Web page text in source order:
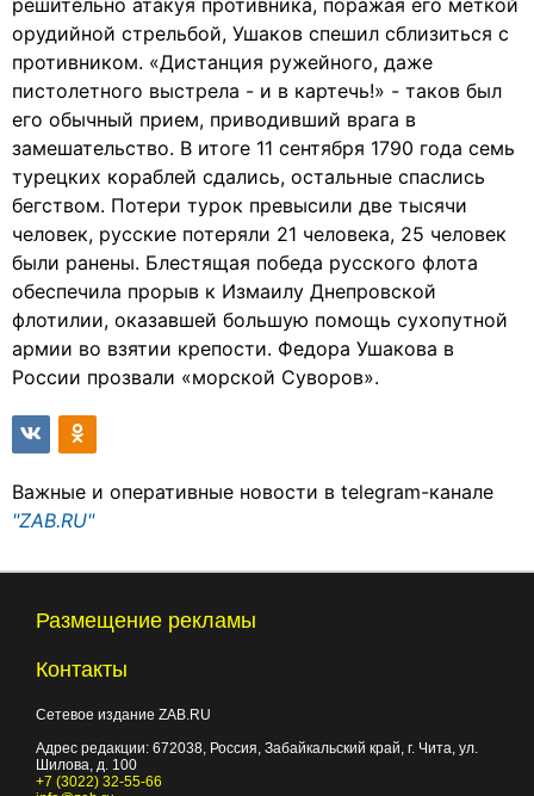
решительно атакуя противника, поражая его меткой
орудийной стрельбой, Ушаков спешил сблизиться с
противником. «Дистанция ружейного, даже
пистолетного выстрела - и в картечь!» - таков был
его обычный прием, приводивший врага в
замешательство. В итоге 11 сентября 1790 года семь
турецких кораблей сдались, остальные спаслись
бегством. Потери турок превысили две тысячи
человек, русские потеряли 21 человека, 25 человек
были ранены. Блестящая победа русского флота
обеспечила прорыв к Измаилу Днепровской
флотилии, оказавшей большую помощь сухопутной
армии во взятии крепости. Федора Ушакова в
России прозвали «морской Суворов».
Важные и оперативные новости в telegram-канале
"ZAB.RU"
Размещение рекламы
Контакты
Сетевое издание ZAB.RU
Адрес редакции: 672038, Россия, Забайкальский край, г. Чита, ул.
Шилова, д. 100
+7 (3022) 32-55-66